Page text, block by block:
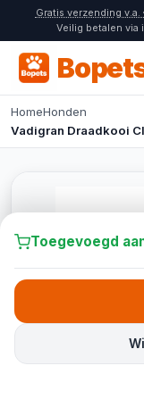
Gratis verzending
Veilig betalen via
HomeHonden
Vadigran Draadkooi
Toegevoegd